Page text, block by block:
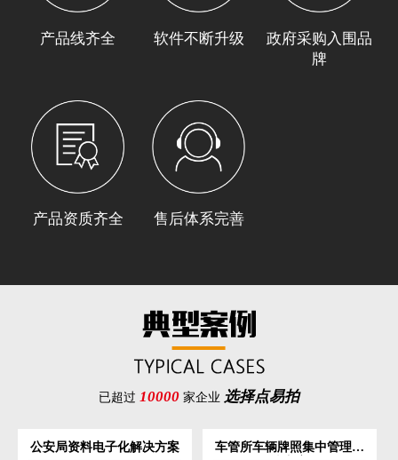
产品线齐全 软件不断升级
政府采购入围品
牌
产品资质齐全 售后体系完善
已超过 10000 家企业 选择点易拍
公安局资料电子化解决方案
车管所车辆牌照集中管理解